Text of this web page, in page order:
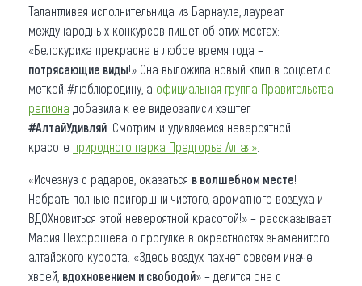
Талантливая исполнительница из Барнаула, лауреат
международных конкурсов пишет об этих местах:
«Белокуриха прекрасна в любое время года –
потрясающие виды!» Она выложила новый клип в соцсети с
меткой #люблюродину, а официальная группа Правительства
региона добавила к ее видеозаписи хэштег
#АлтайУдивляй . Смотрим и удивляемся невероятной
красоте природного парка Предгорье Алтая»
«Исчезнув с радаров, оказаться в волшебном месте!
Набрать полные пригоршни чистого, ароматного воздуха и
ВДОХновиться этой невероятной красотой!» – рассказывает
Мария Нехорошева о прогулке в окрестностях знаменитого
алтайского курорта. «Здесь воздух пахнет совсем иначе:
хвоей, вдохновением и свободой» – делится она с